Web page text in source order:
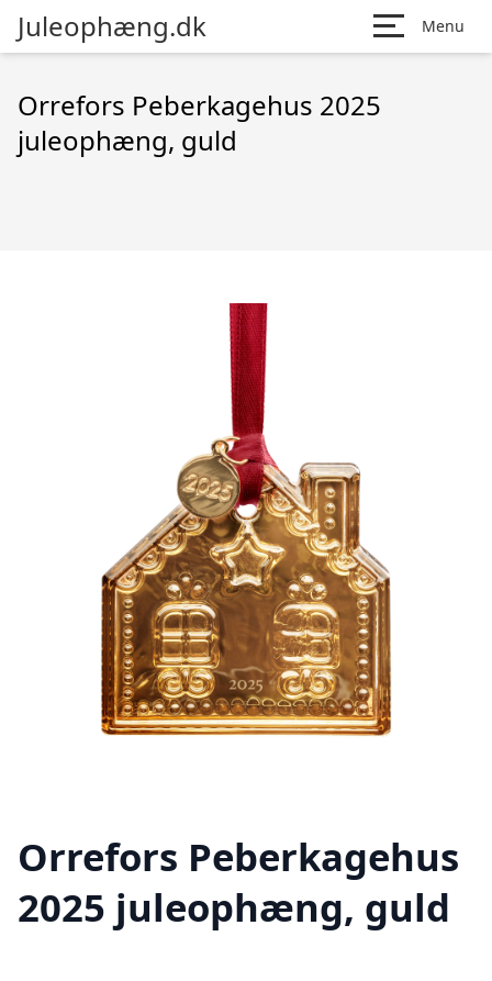
Juleophæng.dk Menu
Orrefors Peberkagehus 2025
juleophæng, guld
Orrefors Peberkagehus
2025 juleophæng, guld